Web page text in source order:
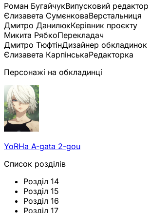
Роман БугайчукВипусковий редактор
Єлизавета СумєнковаВерстальниця
Дмитро ДанилюкКерівник проєкту
Микита РябкоПерекладач
Дмитро ТюфтінДизайнер обкладинок
Єлизавета КарпінськаРедакторка
Персонажі на обкладинці
YoRHa A-gata 2-gou
Список розділів
Розділ 14
Розділ 15
Розділ 16
Розділ 17